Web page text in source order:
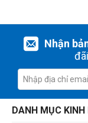
Nhận
DANH MỤC KINH